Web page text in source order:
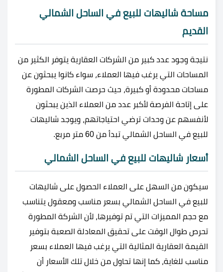
مساحة شاليهات للبيع في الساحل الشمالي
القديم
نتيجة وجود عدد كبير من الشركات العقارية يتوفر الكثير من
المساحات التي يرغب فيها العملاء، سواء كانوا يبحثون عن
مساحات محدودة أو كبيرة، حيث حرصت الشركات المطورة
على إتاحة الفرصة لأكبر عدد من العملاء الذين يبحثون
لأنفسهم عن وحدات ترضي احتياجاتهم، ويوجد شاليهات
للبيع في الساحل الشمالي تبدأ من 60 متر مربع.
أسعار شاليهات للبيع في الساحل الشمالي
سيكون من السهل على العملاء الحصول على شاليهات
للبيع في الساحل الشمالي بسعر مناسب ومعقول يتناسب
مع حجم المميزات التي تم توفيرها، لأن الشركة المطورة
تحرص طوال الوقت على تحقيق المعادلة الصعبة بتوفير
القيمة العقارية المثالية التي يرغب فيها العملاء بسعر
مناسب للغاية، كما إنها تحاول من خلال تلك الأسعار أن